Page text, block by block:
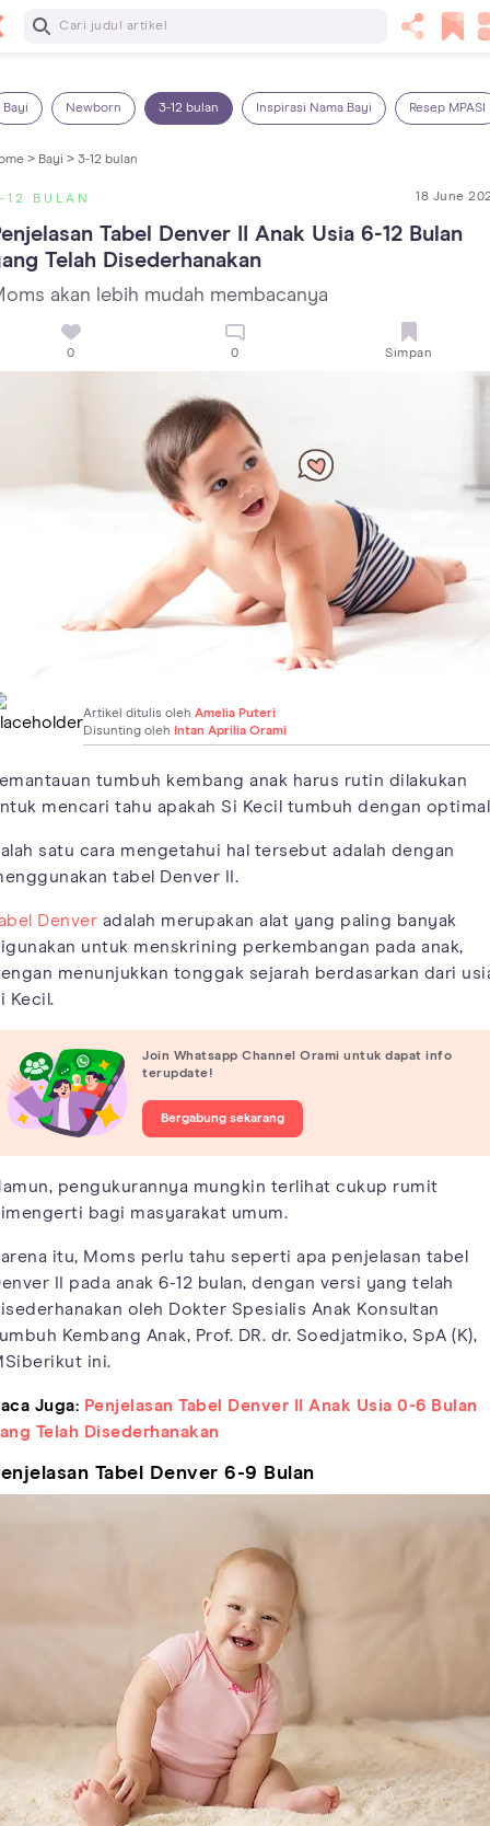
Baca Selanjutnya
Bayi Newborn 3-12 bulan Inspirasi Nama Bayi Resep MPASI
> Bayi > 3-12 bulan
12 BULAN 18 June
Tabel Denver II Anak Usia 6-12 Bulan
Telah Disederhanakan
akan lebih mudah membacanya
0 0 Simpan
Artikel ditulis oleh Amelia Puteri
Disunting oleh Intan Aprilia Orami
tumbuh kembang anak harus rutin dilakukan
mencari tahu apakah Si Kecil tumbuh dengan
satu cara mengetahui hal tersebut adalah dengan
tabel Denver II.
Denver adalah merupakan alat yang paling banyak
untuk menskrining perkembangan pada anak,
menunjukkan tonggak sejarah berdasarkan dari
Kecil.
Join Whatsapp Channel Orami untuk dapat info
terupdate!
Bergabung sekarang
pengukurannya mungkin terlihat cukup rumit
bagi masyarakat umum.
itu, Moms perlu tahu seperti apa penjelasan tabel
II pada anak 6-12 bulan, dengan versi yang telah
oleh Dokter Spesialis Anak Konsultan
Kembang Anak, Prof. DR. dr. Soedjatmiko, SpA (K),
ini.
Juga: Penjelasan Tabel Denver II Anak Usia 0-6 Bulan
Telah Disederhanakan
Tabel Denver 6-9 Bulan